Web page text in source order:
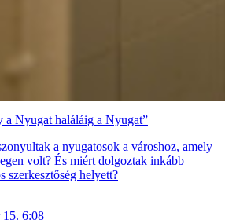
a Nyugat haláláig a Nyugat”
a nyugatosok a városhoz, amely
volt? És miért dolgoztak inkább
szerkesztőség helyett?
15. 6:08